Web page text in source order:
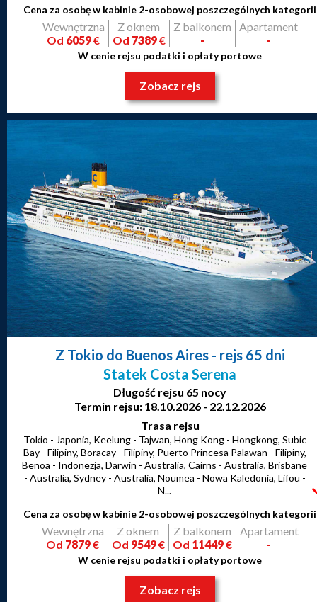
Cena za osobę w kabinie 2-osobowej poszczególnych kategorii
Wewnętrzna
Od 6059€
Z oknem
Od 7389€
Z balkonem
-
Apartament
-
W cenie rejsu podatki i opłaty portowe
Zobacz rejs
Z Tokio do Buenos Aires- rejs 65 dni
Statek Costa Serena
Długość rejsu 65 nocy
Termin rejsu: 18.10.2026 - 22.12.2026
Trasa rejsu
Tokio - Japonia, Keelung - Tajwan, Hong Kong - Hongkong, Subic
Bay - Filipiny, Boracay - Filipiny, Puerto Princesa Palawan - Filipiny,
Benoa - Indonezja, Darwin - Australia, Cairns - Australia, Brisbane
- Australia, Sydney - Australia, Noumea - Nowa Kaledonia, Lifou -
N...
Cena za osobę w kabinie 2-osobowej poszczególnych kategorii
Wewnętrzna
Od 7879€
Z oknem
Od 9549€
Z balkonem
Od 11449€
Apartament
-
W cenie rejsu podatki i opłaty portowe
Zobacz rejs